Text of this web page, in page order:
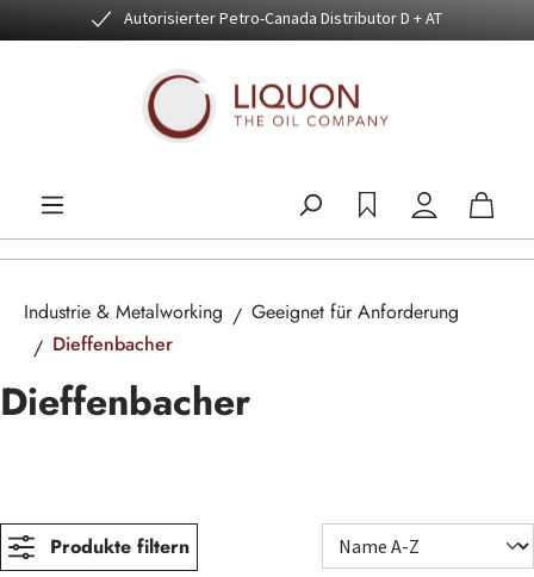
Zum Hauptinhalt springenAutorisierter Petro-Canada Distributor D + AT
Industrie & Metalworking
Geeignet für Anforderung
Dieffenbacher
Dieffenbacher
Produkte filtern